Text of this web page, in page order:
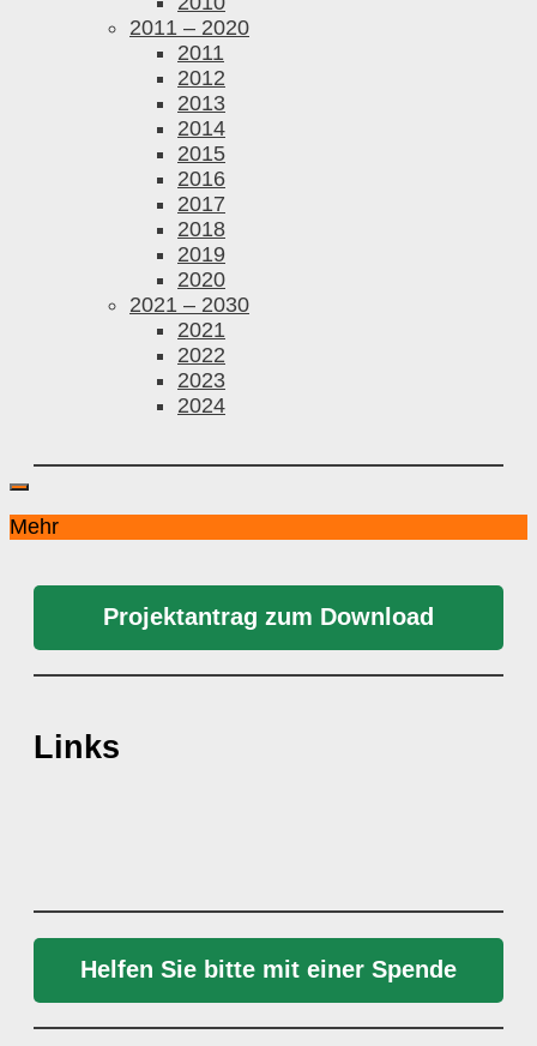
2011 – 2020
2011
2012
2013
2014
2015
2016
2017
2018
2019
2020
2021 – 2030
2021
2022
2023
2024
Mehr
Projektantrag zum Download
Links
Helfen Sie bitte mit einer Spende